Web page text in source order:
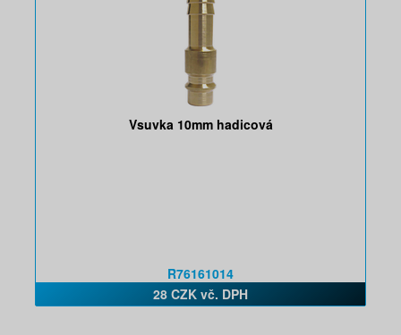
Vsuvka 10mm hadicová
R76161014
28 CZK vč. DPH